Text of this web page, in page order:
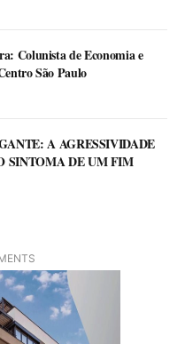
Colunista de Economia e
São Paulo
A AGRESSIVIDADE
SINTOMA DE UM FIM